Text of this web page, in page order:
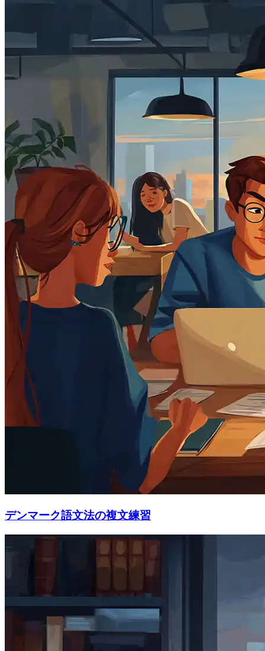
デンマーク語文法の複文練習